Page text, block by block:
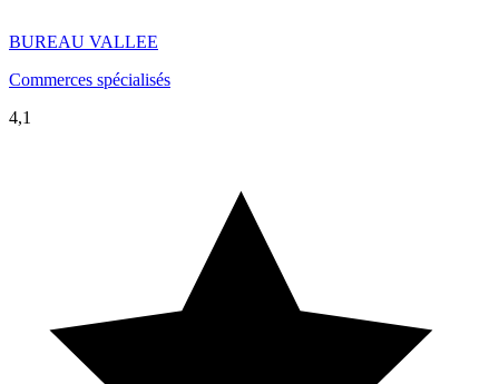
BUREAU VALLEE
Commerces spécialisés
4,1